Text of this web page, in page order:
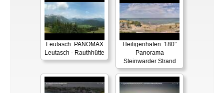
Leutasch: PANOMAX
Leutasch - Rauthhütte
Heiligenhafen: 180°
Panorama
Steinwarder Strand